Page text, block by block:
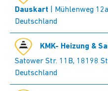
Dauskart | Mühlenweg
Deutschland
KMK- Heizung &
Satower Str. 11B, 18198
Deutschland